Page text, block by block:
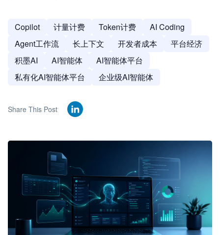
Copilot 计量计费 Token计费
AI Coding
Agent工作流
长上下文 开发者成本
平台经济
积墨AI
AI智能体
AI智能体平台
私有化AI智能体平台
企业级AI智能体
Share This Post